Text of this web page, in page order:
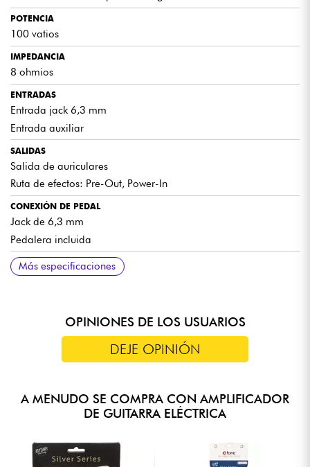
Un amplificador intuitivo y completo, perfecto para casa
o el escenario.
Efectos integrados y versatilidad sónica.
POTENCIA
100 vatios
IMPEDANCIA
8 ohmios
ENTRADAS
Entrada jack 6,3 mm
Entrada auxiliar
SALIDAS
Salida de auriculares
Ruta de efectos: Pre-Out, Power-In
CONEXIÓN DE PEDAL
Jack de 6,3 mm
Pedalera incluida
CONTROLES DEL CANAL 1
Volumen, agudos, graves, nivel de efectos, selección de
CONTROLES DEL CANAL 2
Ganancia, Volumen, Voz, Agudos, Medios, Graves, Nivel FX,
CAJA
MDF de 7 capas de 19 mm con vinilo negro texturizado
DIMENSIONES
26,04 x 48,3 x 66 cm (alto x ancho x fondo)
COLOR
Negro
Más especificaciones
OPINIONES DE LOS USUARIOS
DEJE OPINIÓN
A MENUDO SE COMPRA CON AMPLIFICADOR
DE GUITARRA ELÉCTRICA